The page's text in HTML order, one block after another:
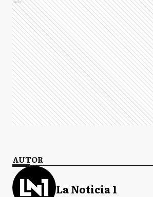
Ads
AUTOR
La Noticia 1